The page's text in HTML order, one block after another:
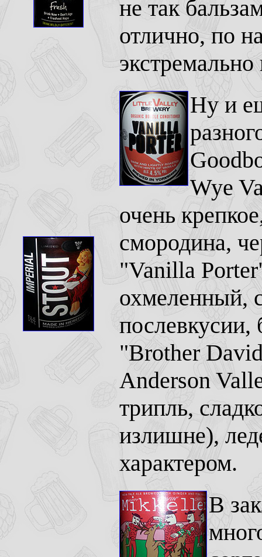
не так
отлично, по
Ну и
Wye
очень
смородина,
"Vanilla
охмеленный,
послевкусии,
"Brother
Anderson
трипль,
излишне),
характером.
В